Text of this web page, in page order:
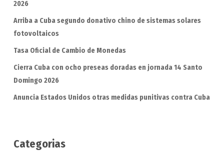
2026
Arriba a Cuba segundo donativo chino de sistemas solares
fotovoltaicos
Tasa Oficial de Cambio de Monedas
Cierra Cuba con ocho preseas doradas en jornada 14 Santo
Domingo 2026
Anuncia Estados Unidos otras medidas punitivas contra Cuba
Categorias